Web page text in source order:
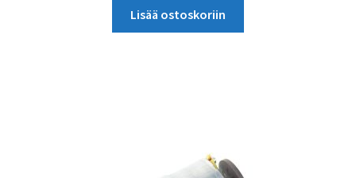
Lisää ostoskoriin